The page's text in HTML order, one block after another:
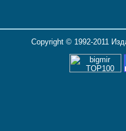
Copyright © 1992-2011